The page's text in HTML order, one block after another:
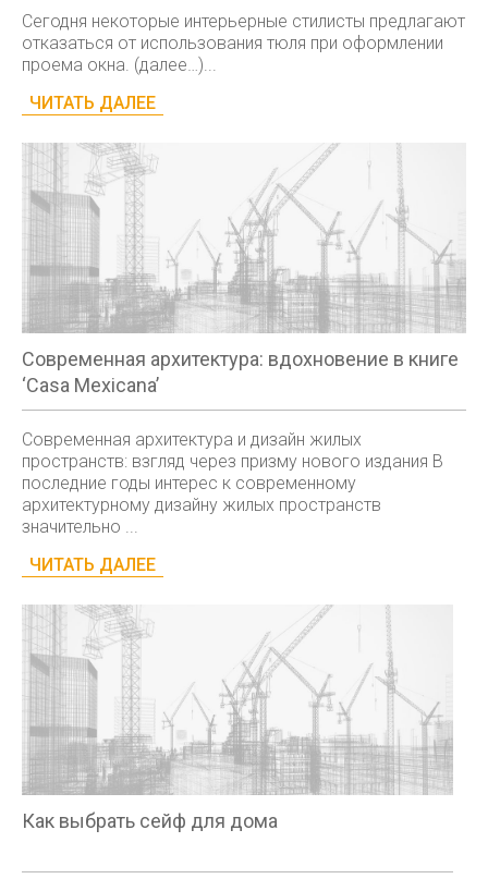
Сегодня некоторые интерьерные стилисты предлагают
отказаться от использования тюля при оформлении
проема окна. (далее…)...
ЧИТАТЬ ДАЛЕЕ
Современная архитектура: вдохновение в книге
‘Casa Mexicana’
Современная архитектура и дизайн жилых
пространств: взгляд через призму нового издания В
последние годы интерес к современному
архитектурному дизайну жилых пространств
значительно ...
ЧИТАТЬ ДАЛЕЕ
Как выбрать сейф для дома